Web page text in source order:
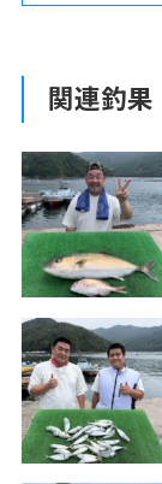
関連釣果